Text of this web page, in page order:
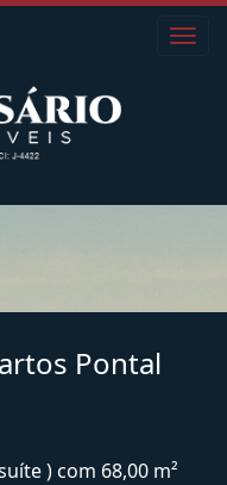
Pontal
) com 68,00 m²